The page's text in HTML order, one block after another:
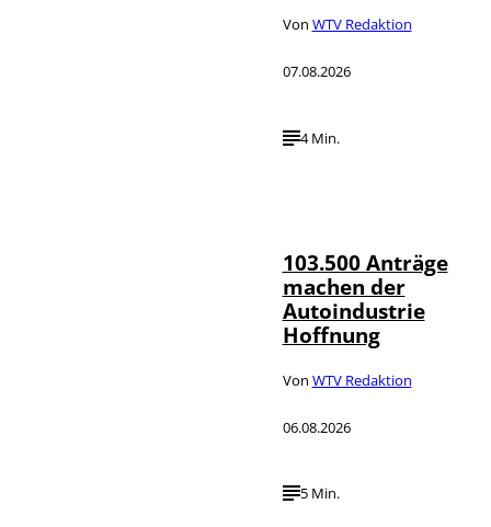
Von WTV Redaktion
07.08.2026
4 Min.
103.500 Anträge
machen der
Autoindustrie
Hoffnung
Von WTV Redaktion
06.08.2026
5 Min.